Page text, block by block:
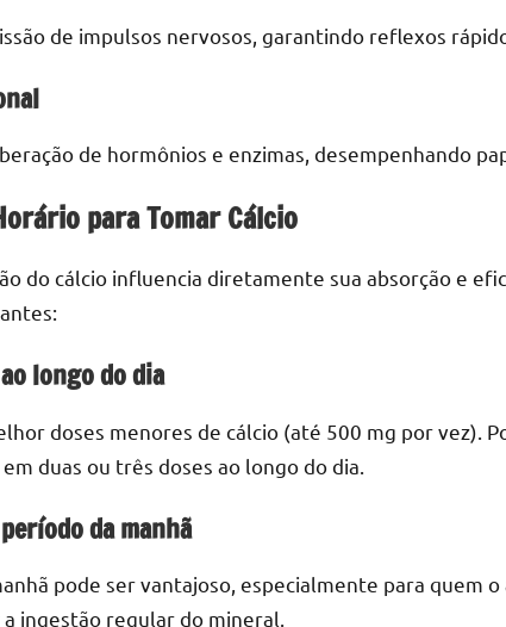
de impulsos nervosos, garantindo reflexos
de hormônios e enzimas, desempenhando
para Tomar Cálcio
do cálcio influencia diretamente sua absorção e
longo do dia
doses menores de cálcio (até 500 mg por vez).
duas ou três doses ao longo do dia.
da manhã
pode ser vantajoso, especialmente para quem o
ingestão regular do mineral.